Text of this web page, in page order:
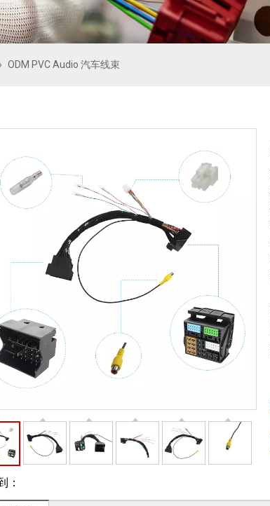
ODM PVC Audio 汽车线束
：